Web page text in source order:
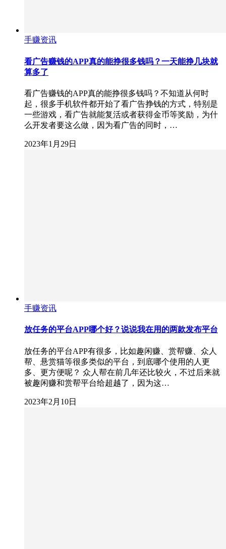
手赚资讯
看广告赚钱的APP真的能挣很多钱吗？一天能挣几块就
算多了
看广告赚钱的APP真的能挣很多钱吗？不知道从何时
起，很多手机软件都开始了看广告挣钱的方式，特别是
一些游戏，看广告就能复活或者获得金币等奖励，为什
么开发者要这么做，因为看广告的同时，…
2023年1月29日
手赚资讯
放任务的平台APP哪个好？说说我在用的两款发布平台
放任务的平台APP有很多，比如趣闲赚、赏帮赚、众人
帮、悬赏猫等很多类似的平台，到底哪个使用的人更
多、更方便呢？ 众人帮在前几年还比较火，不过后来就
被趣闲赚和赏帮平台给超越了，因为这…
2023年2月10日